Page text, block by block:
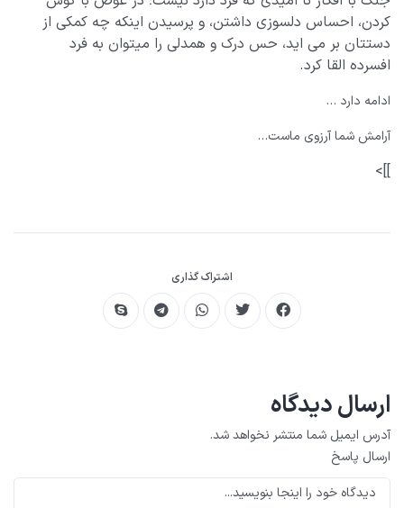
کردن، احساس دلسوزی داشتن، و پرسیدن اینکه چه کمکی از
دستتان بر می اید، حس درک و همدلی را میتوان به فرد
افسرده القا کرد.
ادامه دارد …
آرامش شما آرزوی ماست…
]]>
اشتراک گذاری
ارسال دیدگاه
آدرس ایمیل شما منتشر نخواهد شد.
ارسال پاسخ